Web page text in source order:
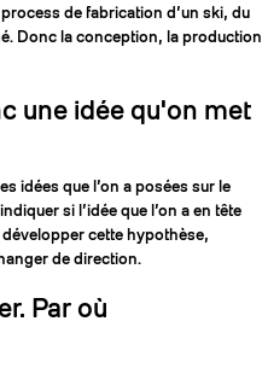
de fabrication d’un ski, du
Donc la conception, la production
une idée qu'on met
idées que l’on a posées sur le
si l’idée que l’on a en tête
cette hypothèse,
de direction.
Par où